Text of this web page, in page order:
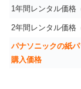
1年間レンタル価格
2年間レンタル価格
パナソニックの紙
購入価格